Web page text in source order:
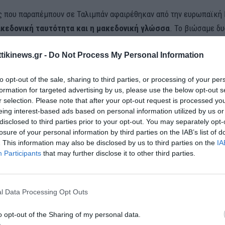
- Do Not Process My Personal Information
opt-out of the sale, sharing to third parties, or processing of your
for targeted advertising by us, please use the below opt-out
selection. Please note that after your opt-out request is processed
interest-based ads based on personal information utilized by us
to third parties prior to your opt-out. You may separately
of your personal information by third parties on the IAB’s list of
This information may also be disclosed by us to third parties on the
Participants that may further disclose it to other third parties.
Data Processing Opt Outs
opt-out of the Sharing of my personal data.
που παραπέμπουν σε Ταλιμπάν αφαιρέθηκαν από την ευρωπαϊκή
ταυτότητα και η μακεδονική γλώσσα. Το βιώσαμε
με 40 ψήφους υπέρ, 19 κατά και 10 «παρών» ενέκρινε το σχέδιο
για τη Βόρεια Μακεδονία, στο οποίο περιέχονταν αναφορές σε
και «μακεδονική γλώσσα», παρά τις έντονες αντιδράσεις
Η κυβέρνηση της Βόρειας Μακεδονίας, σχολιάζοντας την
Εκθεσης από την Επιτροπή Εξωτερικών Υποθέσεων του
είχε κάνει λόγο για «ιστορική τομή» και είχε εκφράσει τη «μεγάλη
κατηγορήσει τον Αυστριακό ευρωβουλευτή για «μεροληψία»